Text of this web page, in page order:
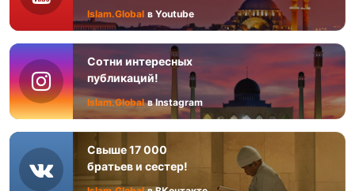
Islam.Global в Youtube
Сотни интересных
публикаций!
Islam.Global в Instagram
Свыше 17 000
братьев и сестер!